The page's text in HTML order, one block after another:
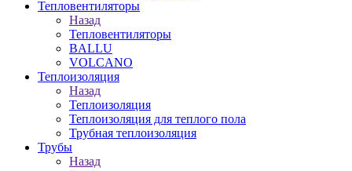
Тепловентиляторы
Назад
Тепловентиляторы
BALLU
VOLCANO
Теплоизоляция
Назад
Теплоизоляция
Теплоизоляция для теплого пола
Трубная теплоизоляция
Трубы
Назад